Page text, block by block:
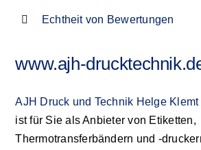
Echtheit von Bewertungen
www.ajh-
AJH Druck und Technik Helge Klemt
ist für Sie als Anbieter von Etiketten,
Thermotransferbändern und -